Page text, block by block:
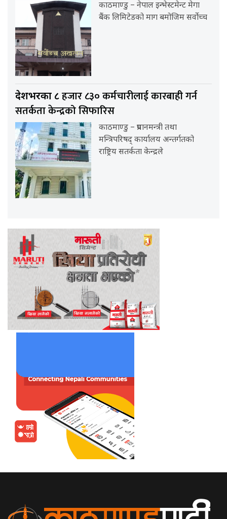
काठमाण्डु – नेपाल इन्भेस्टमेन्ट मेगा
बैंक लिमिटेडको माग बमोजिम सर्वोच्च
देशभरका ८हजार ८३० कर्मचारीलाई कारबाही गर्न
सतर्कता केन्द्रको सिफारिस
काठमाण्डु – प्रधानमन्त्री तथा
मन्त्रिपरिषद् कार्यालय अन्तर्गतको
राष्ट्रिय सतर्कता केन्द्रले